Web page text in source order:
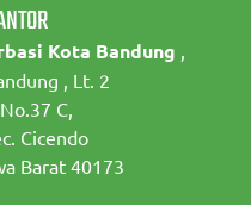
Kota Bandung ,
, Lt. 2
C,
Cicendo
Barat 40173